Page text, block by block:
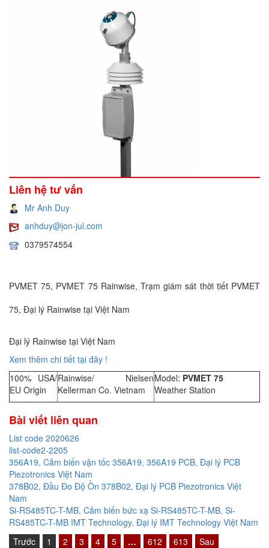
Liên hệ tư vấn
Mr Anh Duy
anhduy@jon-jul.com
0379574554
PVMET 75, PVMET 75 Rainwise, Trạm giám sát thời tiết PVMET
75, Đại lý Rainwise tại Việt Nam
Đại lý Rainwise tại Việt Nam
Xem thêm chi tiết tại đây !
100% USA/
EU Origin
Rainwise/ Nielsen
Kellerman Co. Vietnam
Model: PVMET 75
Weather Station
Bài viết liên quan
List code 2020626
list-code2-2205
356A19, Cảm biến vận tốc 356A19, 356A19 PCB, Đại lý PCB
Piezotronics Việt Nam
378B02, Đầu Đo Độ Ồn 378B02, Đại lý PCB Piezotronics Việt
Nam
Si-RS485TC-T-MB, Cảm biến bức xạ Si-RS485TC-T-MB, Si-
RS485TC-T-MB IMT Technology, Đại lý IMT Technology Việt Nam
Trước
1 2 3 4 5 … 612 613 Sau